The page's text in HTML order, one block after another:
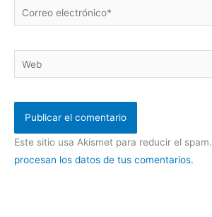
Correo
electrónico*
Web
Este sitio usa Akismet para reducir el spam.
procesan los datos de tus comentarios.